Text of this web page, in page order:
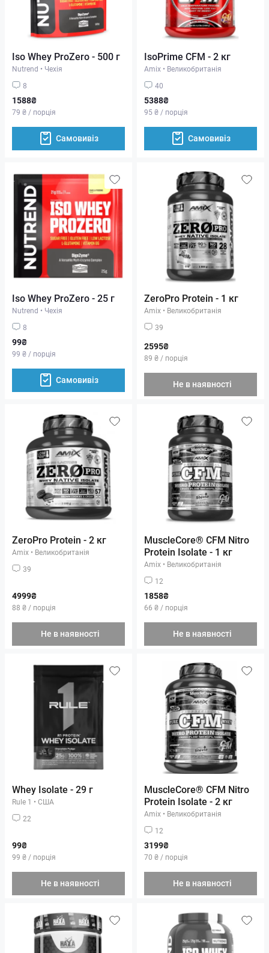
Iso Whey ProZero - 500 г
Nutrend • Чехія
8
1588₴
79 ₴ / порція
Самовивіз
IsoPrime CFM - 2 кг
Amix • Великобританія
40
5388₴
95 ₴ / порція
Самовивіз
Iso Whey ProZero - 25 г
Nutrend • Чехія
8
99₴
99 ₴ / порція
Самовивіз
ZeroPro Protein - 1 кг
Amix • Великобританія
39
2595₴
89 ₴ / порція
Не в наявності
ZeroPro Protein - 2 кг
Amix • Великобританія
39
4999₴
88 ₴ / порція
Не в наявності
MuscleCore® CFM Nitro
Protein Isolate - 1 кг
Amix • Великобританія
12
1858₴
66 ₴ / порція
Не в наявності
Whey Isolate - 29 г
Rule 1 • США
22
99₴
99 ₴ / порція
Не в наявності
MuscleCore® CFM Nitro
Protein Isolate - 2 кг
Amix • Великобританія
12
3199₴
70 ₴ / порція
Не в наявності